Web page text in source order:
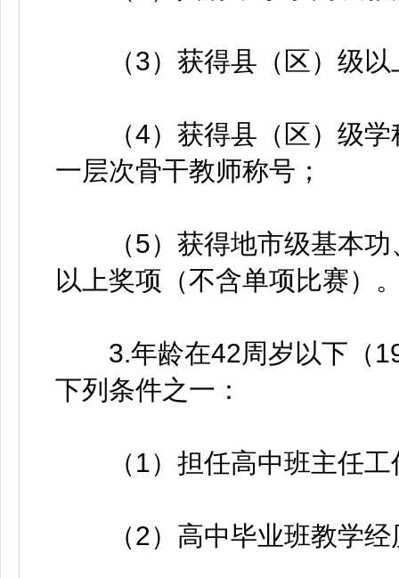
（3）获得县（区）级以
（4）获得县（区）级学
一层次骨干教师称号；
（5）获得地市级基本功
以上奖项（不含单项比赛）
3.年龄在42周岁以下（
下列条件之一：
（1）担任高中班主任工
（2）高中毕业班教学经